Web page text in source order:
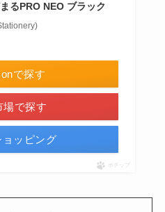
るPRO NEO ブラック
で探す
場で探す
ョッピング
ポチップ